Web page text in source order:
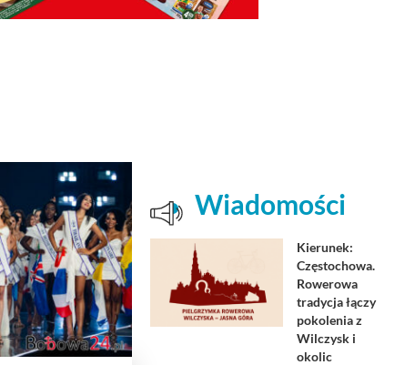
Wiadomości
Kierunek:
Częstochowa.
Rowerowa
tradycja łączy
pokolenia z
Wilczysk i
okolic